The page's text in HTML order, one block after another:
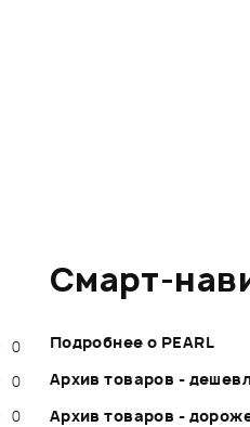
0
0
0
Смарт-
Подробнее о PEARL
Архив товаров -
Архив товаров -